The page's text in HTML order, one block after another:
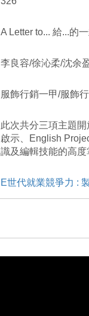
A Letter to... 給...的
李良容/徐沁柔/沈余
服飾行銷一甲/服飾
此次共分三項主題
啟示、English
識及編輯技能的高度
E世代就業競爭力 :